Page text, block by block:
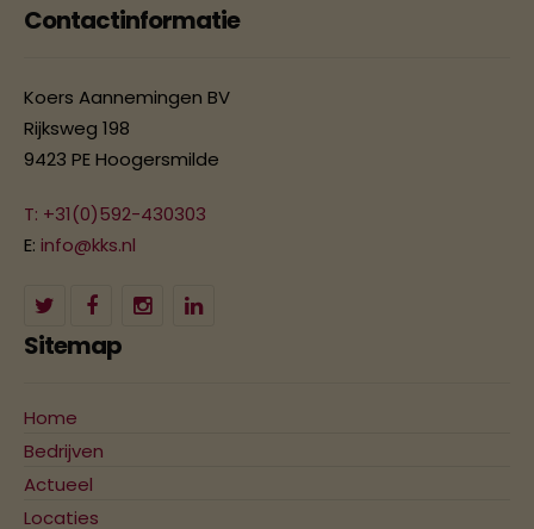
Contactinformatie
Koers Aannemingen BV
Rijksweg 198
9423 PE Hoogersmilde
T: +31(0)592-430303
E: info@kks.nl
Sitemap
Home
Bedrijven
Actueel
Locaties